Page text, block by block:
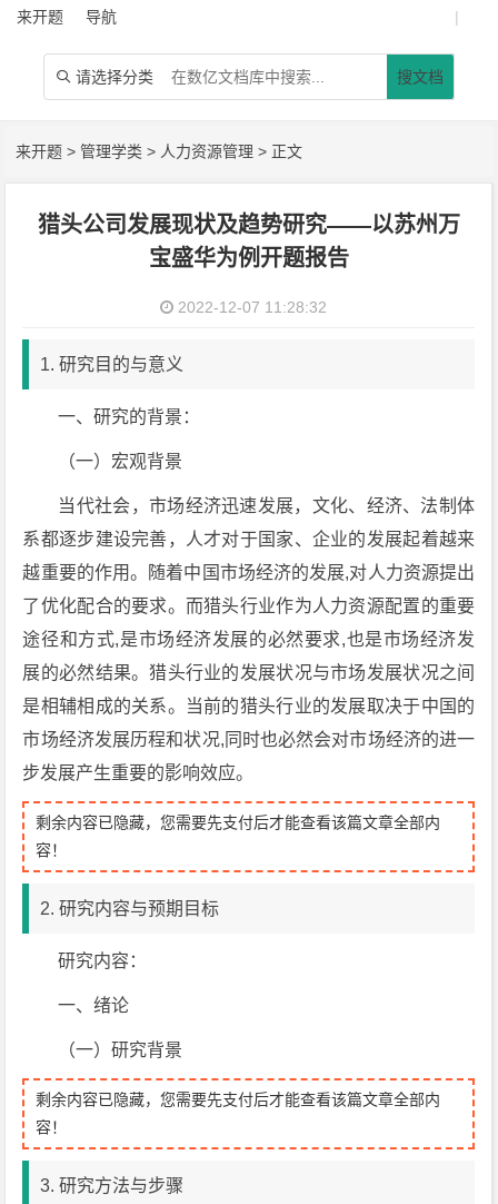
来开题 导航 |
 请选择分类 搜文档
来开题 >管理学类 > 人力资源管理 > 正文
猎头公司发展现状及趋势研究——以苏州万
宝盛华为例开题报告
2022-12-07 11:28:32
1. 研究目的与意义
一、研究的背景：
（一）宏观背景
当代社会，市场经济迅速发展，文化、经济、法制体
系都逐步建设完善，人才对于国家、企业的发展起着越来
越重要的作用。随着中国市场经济的发展,对人力资源提出
了优化配合的要求。而猎头行业作为人力资源配置的重要
途径和方式,是市场经济发展的必然要求,也是市场经济发
展的必然结果。猎头行业的发展状况与市场发展状况之间
是相辅相成的关系。当前的猎头行业的发展取决于中国的
市场经济发展历程和状况,同时也必然会对市场经济的进一
步发展产生重要的影响效应。
剩余内容已隐藏，您需要先支付后才能查看该篇文章全部内
容！
2. 研究内容与预期目标
研究内容：
一、绪论
（一）研究背景
剩余内容已隐藏，您需要先支付后才能查看该篇文章全部内
容！
3. 研究方法与步骤